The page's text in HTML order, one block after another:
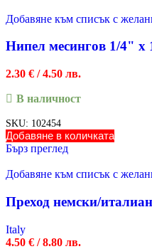
Добавяне към списък с
Нипел месингов 1/4" х
2.30 € / 4.50 лв.
В наличност
SKU: 102454
Добавяне в количката
Бърз преглед
Добавяне към списък с
Преход немски/
Italy
4.50 € / 8.80 лв.